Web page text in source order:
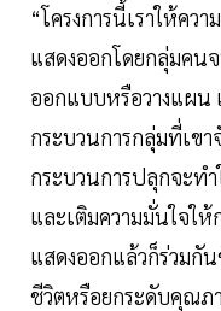
“โครงการนี้เราให้คว
แสดงออกโดยกลุ่มคน
ออกแบบหรือวางแผน
กระบวนการกลุ่มที่เข
กระบวนการปลุกจะทำ
และเติมความมั่นใจใ
แสดงออกแล้วก็ร่วม
ชีวิตหรือยกระดับคุณภ